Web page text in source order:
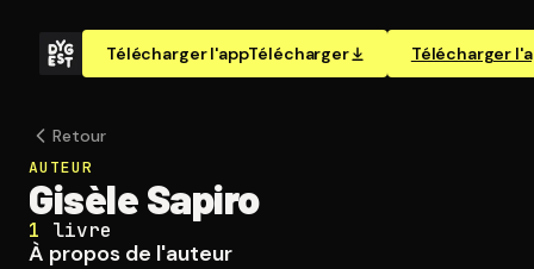
Télécharger l'appTélécharger Télécharger
Retour
AUTEUR
Gisèle Sapiro
1 livre
À propos de l'auteur